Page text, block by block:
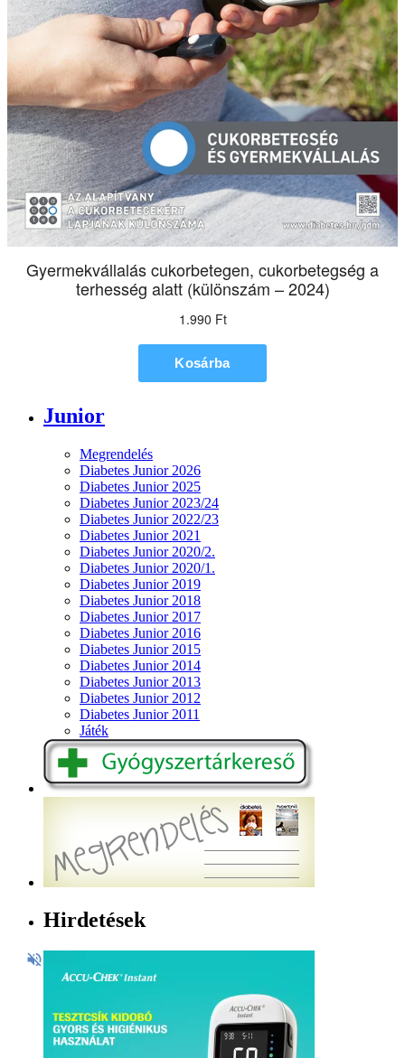
Junior
Megrendelés
Diabetes Junior 2026
Diabetes Junior 2025
Diabetes Junior 2023/24
Diabetes Junior 2022/23
Diabetes Junior 2021
Diabetes Junior 2020/2.
Diabetes Junior 2020/1.
Diabetes Junior 2019
Diabetes Junior 2018
Diabetes Junior 2017
Diabetes Junior 2016
Diabetes Junior 2015
Diabetes Junior 2014
Diabetes Junior 2013
Diabetes Junior 2012
Diabetes Junior 2011
Játék
Hirdetések